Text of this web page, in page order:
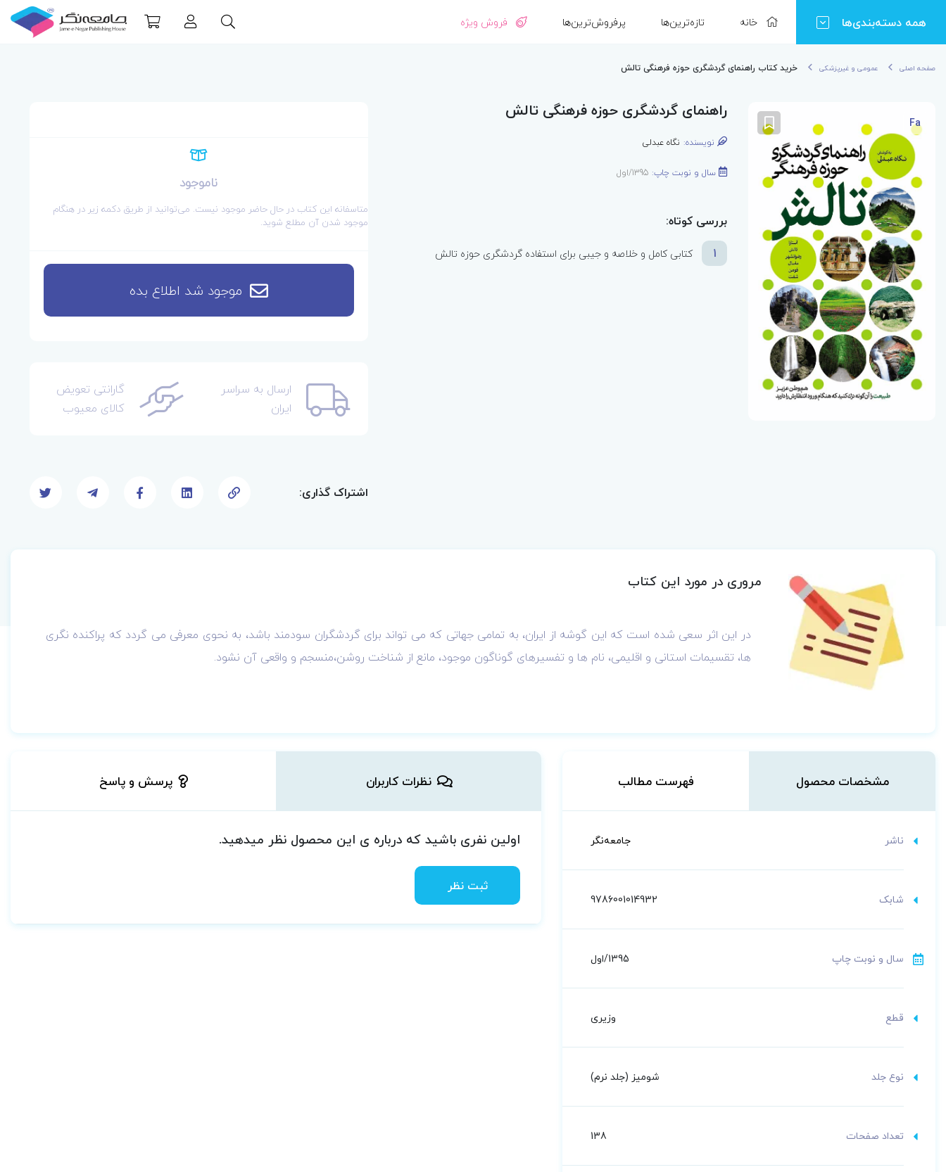
همه دسته‌بندی‌ها خانه تازه‌ترین‌ها پرفروش‌ترین‌ها فروش ویژه
صفحه اصلی عمومی و غیرپزشکی خرید کتاب راهنمای گردشگری حوزه فرهنگی تالش
Fa
راهنمای گردشگری حوزه فرهنگی تالش
نویسنده: نگاه عبدلی
سال و نوبت چاپ: 1395/اول
بررسی کوتاه:
1
کتابی کامل و خلاصه و جیبی برای استفاده گردشگری حوزه تالش
ناموجود
متاسفانه این کتاب در حال حاضر موجود نیست. می‌توانید از طریق دکمه زیر در هنگام
موجود شدن آن مطلع شوید.
موجود شد اطلاع بده
ارسال به سراسر
ایران
گارانتی تعویض
کالای معیوب
اشتراک گذاری:
مروری در مورد این کتاب
در این اثر سعی شده است که این گوشه از ایران، به تمامی جهاتی که می تواند برای گردشگران سودمند باشد، به نحوی معرفی می گردد که پراکنده نگری
ها، تقسیمات استانی و اقلیمی، نام ها و تفسیرهای گوناگون موجود، مانع از شناخت روشن،منسجم و واقعی آن نشود.
مشخصات محصول فهرست مطالب
ناشر جامعه‌نگر
شابک 9786001014932
سال و نوبت چاپ 1395/اول
قطع وزیری
نوع جلد شومیز (جلد نرم)
تعداد صفحات 138
نظرات کاربران پرسش و پاسخ
اولین نفری باشید که درباره ی این محصول نظر میدهید.
ثبت نظر